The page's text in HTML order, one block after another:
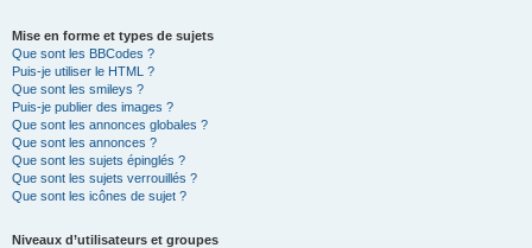
Mise en forme et types de sujets
Que sont les BBCodes ?
Puis-je utiliser le HTML ?
Que sont les smileys ?
Puis-je publier des images ?
Que sont les annonces globales ?
Que sont les annonces ?
Que sont les sujets épinglés ?
Que sont les sujets verrouillés ?
Que sont les icônes de sujet ?
Niveaux d’utilisateurs et groupes